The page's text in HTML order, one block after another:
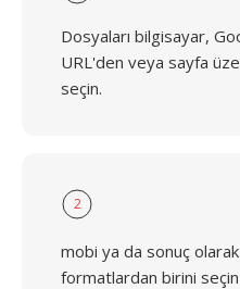
Dosyaları bilgisayar,
URL'den veya sayfa
seçin.
2
mobi ya da sonuç
formatlardan birini